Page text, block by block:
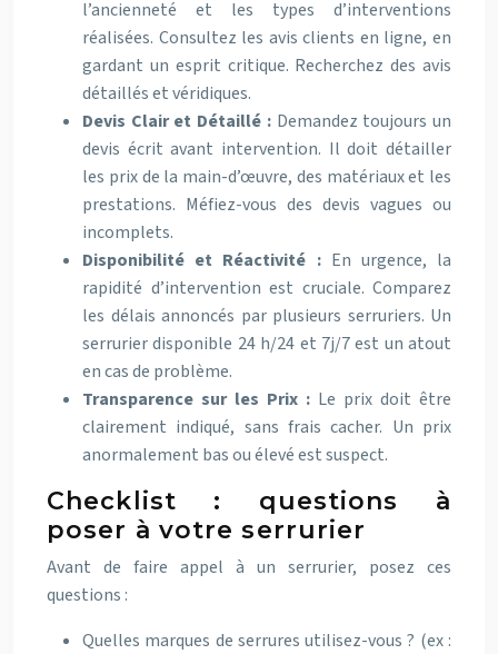
l’ancienneté et les types d’interventions
réalisées. Consultez les avis clients en ligne, en
gardant un esprit critique. Recherchez des avis
détaillés et véridiques.
Devis Clair et Détaillé : Demandez toujours un
devis écrit avant intervention. Il doit détailler
les prix de la main-d’œuvre, des matériaux et les
prestations. Méfiez-vous des devis vagues ou
incomplets.
Disponibilité et Réactivité : En urgence, la
rapidité d’intervention est cruciale. Comparez
les délais annoncés par plusieurs serruriers. Un
serrurier disponible 24 h/24 et 7j/7 est un atout
en cas de problème.
Transparence sur les Prix : Le prix doit être
clairement indiqué, sans frais cacher. Un prix
anormalement bas ou élevé est suspect.
Checklist : questions à
poser à votre serrurier
Avant de faire appel à un serrurier, posez ces
questions :
Quelles marques de serrures utilisez-vous ? (ex :